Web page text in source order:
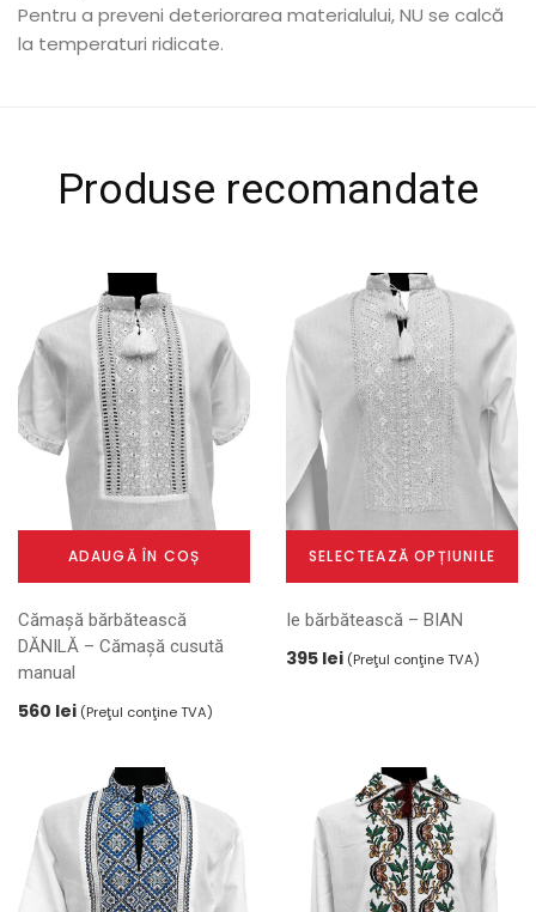
Pentru a preveni deteriorarea materialului, NU se calcă
la temperaturi ridicate.
Produse recomandate
ADAUGĂ ÎN COȘ
Cămașă bărbătească
DĂNILĂ – Cămașă cusută
manual
560 lei (Preţul conţine TVA)
SELECTEAZĂ OPȚIUNILE
produs
mai
pot
fi
alese
în
pagina
Ie bărbătească – BIAN
395 lei (Preţul conţine TVA)